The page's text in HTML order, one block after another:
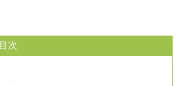
目次